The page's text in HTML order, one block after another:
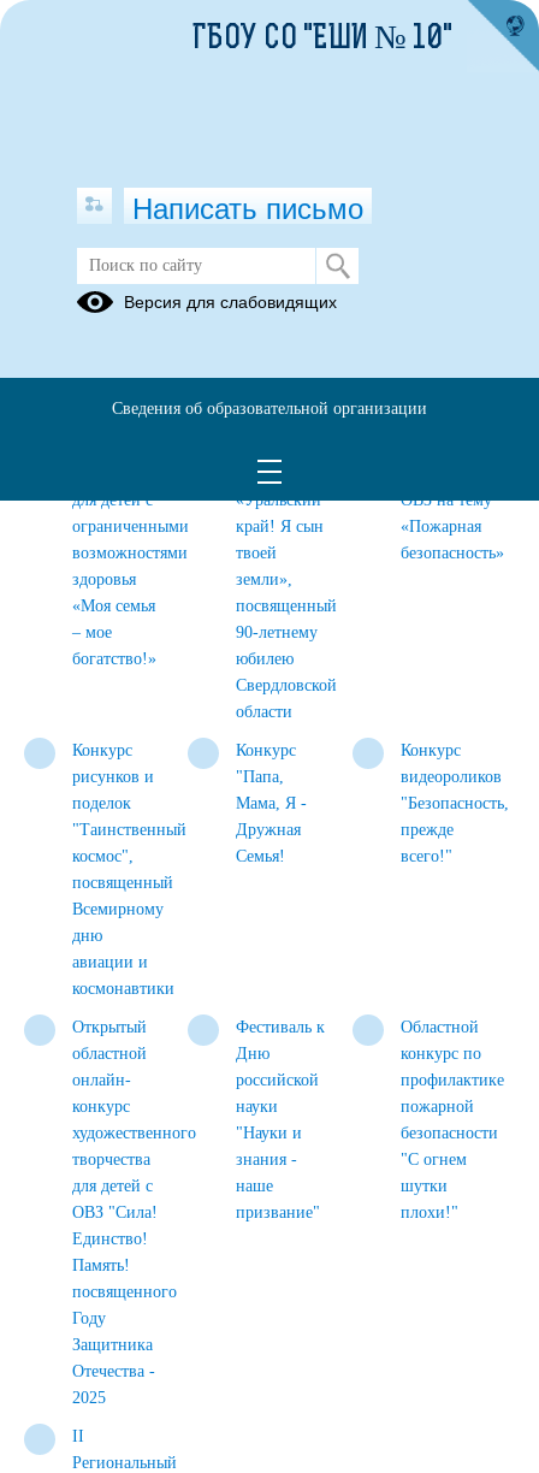
Архив 2024-2025 учебный год
для детей с
ограниченными
возможностями
здоровья
«Моя семья
– мое
богатство!»
метапредметный
детей с ОВЗ
«Уральский
край! Я сын
твоей
земли»,
посвященный
90-летнему
юбилею
Свердловской
области
пожарной
ОВЗ на тему
«Пожарная
безопасность»
Конкурс
рисунков и
поделок
"Таинственный
космос",
посвященный
Всемирному
дню
авиации и
космонавтики
Конкурс
"Папа,
Мама, Я -
Дружная
Семья!
Конкурс
видеороликов
"Безопасность,
прежде
всего!"
Открытый
областной
онлайн-
конкурс
художественного
творчества
для детей с
ОВЗ "Сила!
Единство!
Память!
посвященного
Году
Защитника
Отечества -
2025
Фестиваль к
Дню
российской
науки
"Науки и
знания -
наше
призвание"
Областной
конкурс по
профилактике
пожарной
безопасности
"С огнем
шутки
плохи!"
II
Региональный
ГБОУ СО "ЕШИ № 10"
Написать письмо
Версия для слабовидящих
Сведения об образовательной организации